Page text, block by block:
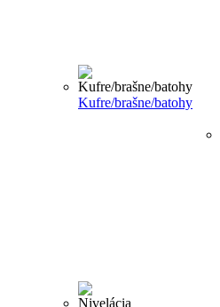
Kufre/brašne/batohy